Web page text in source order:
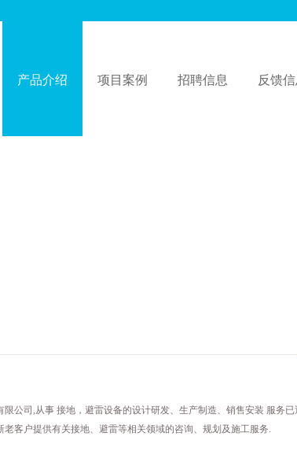
产品介绍 项目案例 招聘信息 反馈信
限公司,从事 接地，避雷设备的设计研发、生产制造、销售安装 服务
老客户提供有关接地、避雷等相关领域的咨询、规划及施工服务.